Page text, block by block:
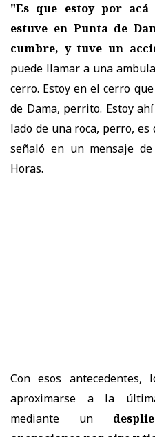
"Es que estoy por
estuve en Punta de
cumbre, y tuve un
puede llamar a una
cerro. Estoy en el cerro
de Dama, perrito. Estoy
lado de una roca, perro, es
señaló en un mensaje
Horas.
Con esos
aproximarse a la
mediante un